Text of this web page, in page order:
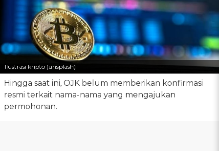
Ilustrasi kripto (unsplash)
Hingga saat ini, OJK belum memberikan konfirmasi
resmi terkait nama-nama yang mengajukan
permohonan.